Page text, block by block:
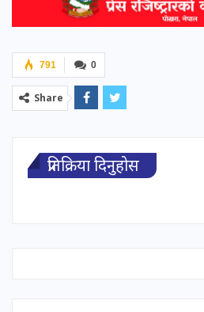
0
791
Share
प्रतिक्रिया दिनुहोस